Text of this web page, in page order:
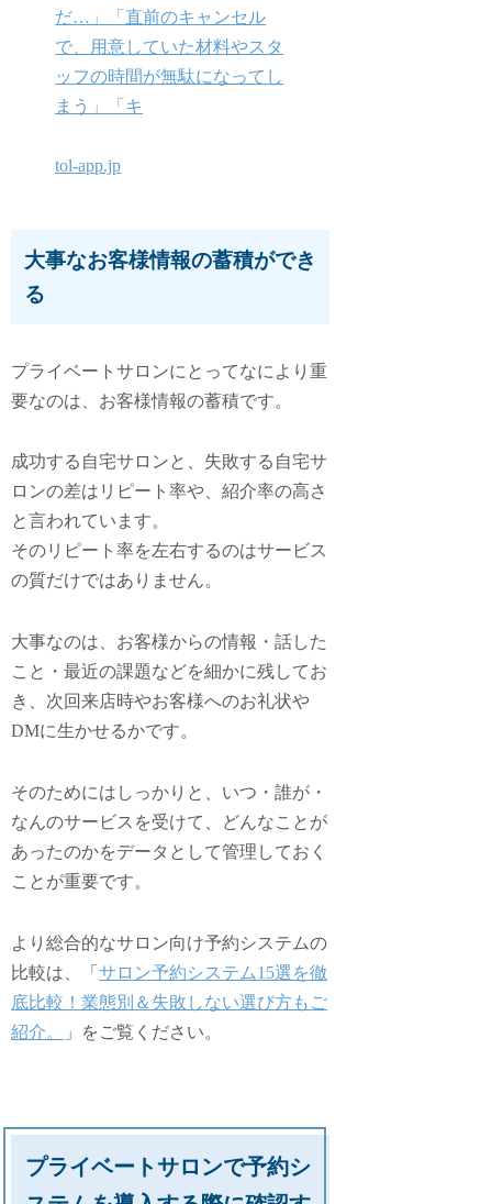
だ…」「直前のキャンセル
で、用意していた材料やスタ
ッフの時間が無駄になってし
まう」「キ
tol-app.jp
大事なお客様情報の蓄積ができ
る
プライベートサロンにとってなにより重
要なのは、お客様情報の蓄積です。
成功する自宅サロンと、失敗する自宅サ
ロンの差は リピート率や、紹介率の高さ
と言われています。
そのリピート率を左右するのはサービス
の質だけではありません。
大事なのは、お客様からの情報・話した
こと・最近の課題などを細かに残してお
き、次回来店時やお客様へのお礼状や
DMに生かせるかです。
そのためにはしっかりと、 いつ・誰が・
なんのサービスを受けて、どんなことが
あったのかをデータとして管理しておく
ことが重要です。
より総合的なサロン向け予約システムの
比較は、「サロン予約システム15選を徹
底比較！業態別＆失敗しない選び方もご
紹介。
」をご覧ください。
プライベートサロンで予約シ